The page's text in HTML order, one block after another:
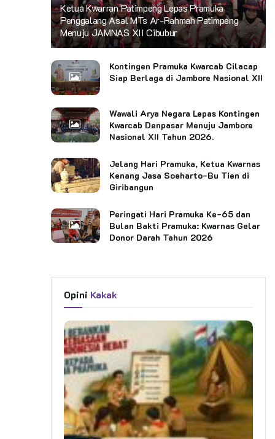
Ketua Kwarran Patimpeng Lepas Pramuka
Penggalang Asal MTs Ar-Rahmah Patimpeng
Menuju JAMNAS XII Cibubur
Kontingen Pramuka Kwarcab Cilacap
Siap Berlaga di Jambore Nasional XII
Wawali Arya Negara Lepas Kontingen
Kwarcab Denpasar Menuju Jambore
Nasional XII Tahun 2026.
Jelang Hari Pramuka, Ketua Kwarnas
Kenang Jasa Soeharto-Bu Tien di
Giribangun
Peringati Hari Pramuka Ke-65 dan
Bulan Bakti Pramuka: Kwarnas Gelar
Donor Darah Tahun 2026
Opini Kakak